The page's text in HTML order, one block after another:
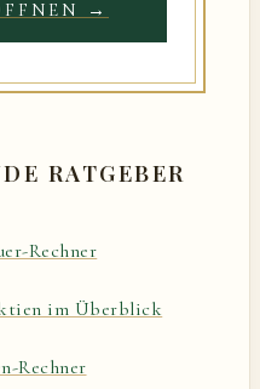
→
RATGEBER
Rechner
im Überblick
Rechner